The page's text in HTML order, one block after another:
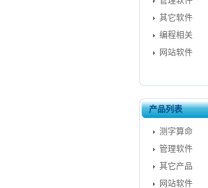
其它软件
编程相关
网站软件
产品列表
测字算命
管理软件
其它产品
网站软件